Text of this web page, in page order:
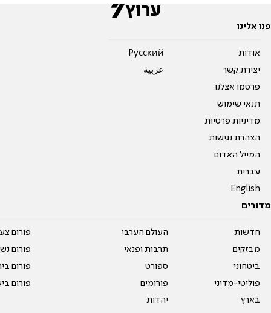
פנו אלינו
אודות
יצירת קשר
פרסמו אצלנו
תנאי שימוש
מדיניות פרטיות
הצהרת נגישות
המייל האדום
עברית
English
Pусский
عربية
מדורים
חדשות
מבזקים
ביטחוני
פוליטי-מדיני
בארץ
העולם הערבי
תרבות ופנאי
ספורט
פורומים
יהדות
פורום
פורום
פורום
פורום